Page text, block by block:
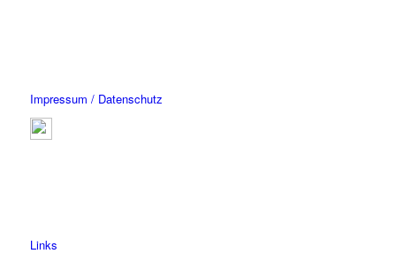
Impressum / Datenschutz
Links